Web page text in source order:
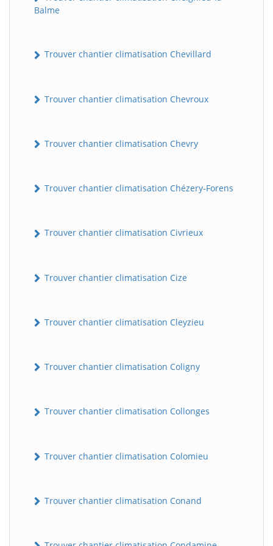
Balme
Trouver chantier climatisation Chevillard
Trouver chantier climatisation Chevroux
Trouver chantier climatisation Chevry
Trouver chantier climatisation Chézery-Forens
Trouver chantier climatisation Civrieux
Trouver chantier climatisation Cize
Trouver chantier climatisation Cleyzieu
Trouver chantier climatisation Coligny
Trouver chantier climatisation Collonges
Trouver chantier climatisation Colomieu
Trouver chantier climatisation Conand